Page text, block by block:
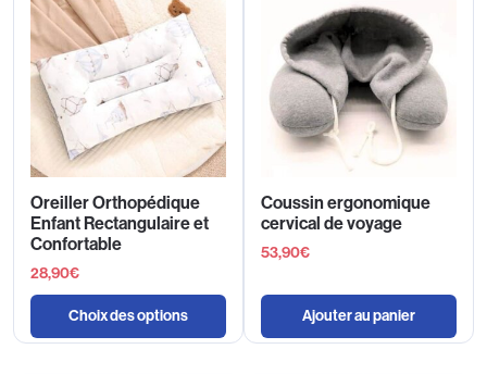
Oreiller Orthopédique
Enfant Rectangulaire et
Confortable
28,90€
Choix des options
Coussin ergonomique
cervical de voyage
53,90€
Ajouter au panier